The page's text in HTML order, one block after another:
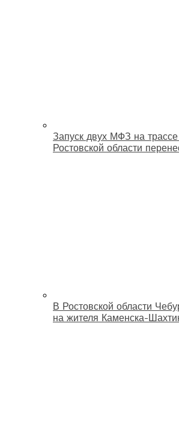
Запуск двух МФЗ на
Ростовской области
В Ростовской области
на жителя Каменска-